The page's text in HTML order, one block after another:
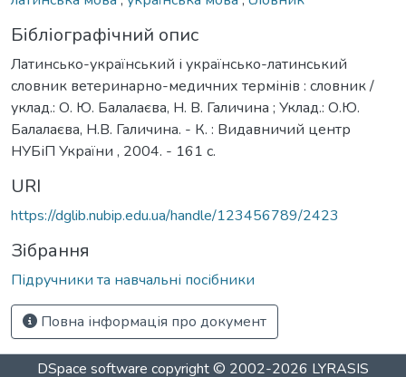
Бібліографічний опис
Латинсько-український і українсько-латинський
словник ветеринарно-медичних термінів : словник /
уклад.: О. Ю. Балалаєва, Н. В. Галичина ; Уклад.: О.Ю.
Балалаєва, Н.В. Галичина. - К. : Видавничий центр
НУБіП України , 2004. - 161 с.
URI
https://dglib.nubip.edu.ua/handle/123456789/2423
Зібрання
Підручники та навчальні посібники
Повна інформація про документ
DSpace software copyright © 2002-2026 LYRASIS